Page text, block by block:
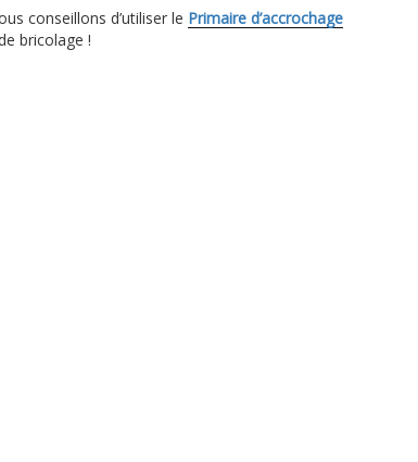
conseillons d’utiliser le Primaire d’accrochage
bricolage !